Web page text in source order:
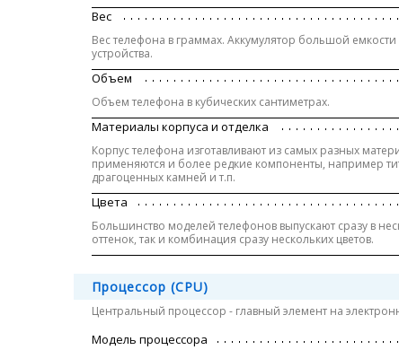
Вес
Вес телефона в граммах. Аккумулятор большой емкости
устройства.
Объем
Объем телефона в кубических сантиметрах.
Материалы корпуса и отделка
Корпус телефона изготавливают из самых разных
применяются и более редкие компоненты, например
драгоценных камней и т.п.
Цвета
Большинство моделей телефонов выпускают сразу в
оттенок, так и комбинация сразу нескольких цветов.
Процессор (CPU)
Центральный процессор - главный элемент на
Модель процессора